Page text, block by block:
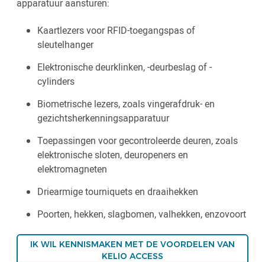
apparatuur aansturen:
Kaartlezers voor RFID-toegangspas of
sleutelhanger
Elektronische deurklinken, -deurbeslag of -
cylinders
Biometrische lezers, zoals vingerafdruk- en
gezichtsherkenningsapparatuur
Toepassingen voor gecontroleerde deuren, zoals
elektronische sloten, deuropeners en
elektromagneten
Driearmige tourniquets en draaihekken
Poorten, hekken, slagbomen, valhekken, enzovoort
IK WIL KENNISMAKEN MET DE VOORDELEN VAN
KELIO ACCESS